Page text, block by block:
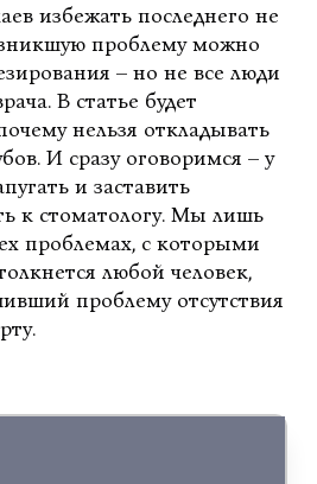
избежать последнего не
проблему можно
– но не все люди
В статье будет
нельзя откладывать
И сразу оговоримся – у
и заставить
к стоматологу. Мы лишь
проблемах, с которыми
любой человек,
проблему отсутствия